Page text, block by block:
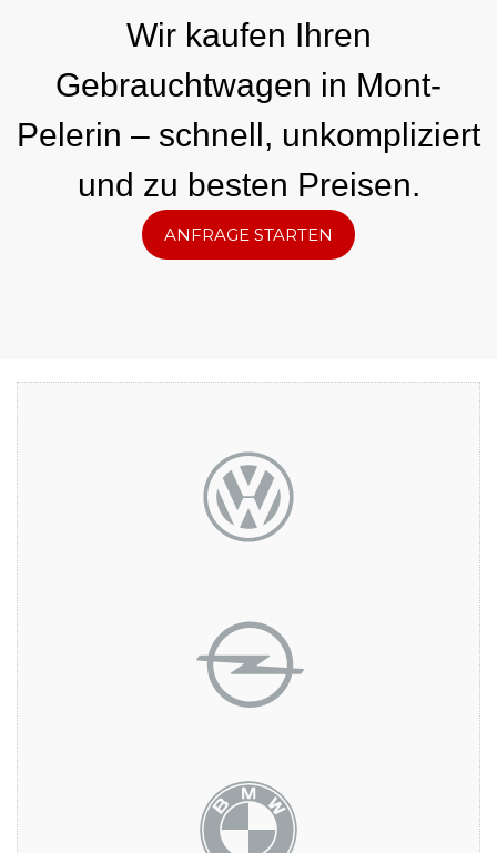
Wir kaufen Ihren
Gebrauchtwagen in Mont-
Pelerin – schnell, unkompliziert
und zu besten Preisen.
ANFRAGE STARTEN